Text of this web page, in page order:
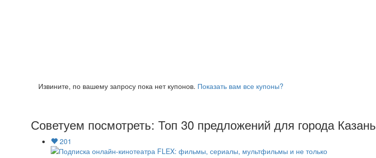
Извините, по вашему запросу пока нет купонов. Показать вам все купоны?
Советуем посмотреть: Топ 30 предложений для города Казань
201